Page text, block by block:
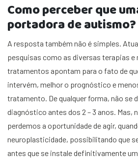
Como perceber que
portadora de autismo?
A resposta também não é simples.
pesquisas como as diversas terapias e
tratamentos apontam para o fato de
intervém, melhor o prognóstico e
tratamento. De qualquer forma, não se
diagnóstico antes dos 2 – 3 anos. Mas,
perdemos a oportunidade de agir,
neuroplasticidade, possibilitando que
antes que se instale definitivamente